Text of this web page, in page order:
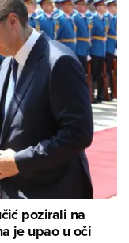
pozirali na
je upao u oči